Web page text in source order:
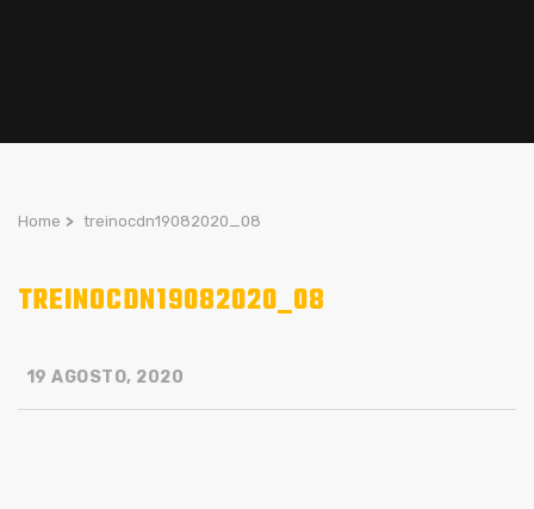
Home > treinocdn19082020_08
TREINOCDN19082020_08
19 AGOSTO, 2020